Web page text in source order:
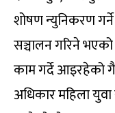
शोषण न्युनिकरण
सञ्चालन गरिने
काम गर्दे आइरहेको
अधिकार महिला